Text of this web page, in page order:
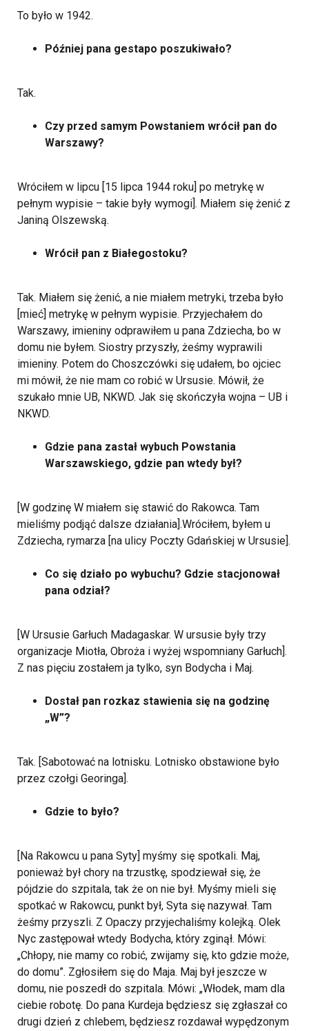
To było w 1942.
Później pana gestapo poszukiwało?
Tak.
Czy przed samym Powstaniem wrócił pan do
Warszawy?
Wróciłem w lipcu [15 lipca 1944 roku] po metrykę w
pełnym wypisie – takie były wymogi]. Miałem się żenić z
Janiną Olszewską.
Wrócił pan z Białegostoku?
Tak. Miałem się żenić, a nie miałem metryki, trzeba było
[mieć] metrykę w pełnym wypisie. Przyjechałem do
Warszawy, imieniny odprawiłem u pana Zdziecha, bo w
domu nie byłem. Siostry przyszły, żeśmy wyprawili
imieniny. Potem do Choszczówki się udałem, bo ojciec
mi mówił, że nie mam co robić w Ursusie. Mówił, że
szukało mnie UB, NKWD. Jak się skończyła wojna – UB i
NKWD.
Gdzie pana zastał wybuch Powstania
Warszawskiego, gdzie pan wtedy był?
[W godzinę W miałem się stawić do Rakowca. Tam
mieliśmy podjąć dalsze działania].Wróciłem, byłem u
Zdziecha, rymarza [na ulicy Poczty Gdańskiej w Ursusie].
Co się działo po wybuchu? Gdzie stacjonował
pana odział?
[W Ursusie Garłuch Madagaskar. W ursusie były trzy
organizacje Miotła, Obroża i wyżej wspomniany Garłuch].
Z nas pięciu zostałem ja tylko, syn Bodycha i Maj.
Dostał pan rozkaz stawienia się na godzinę
„W”?
Tak. [Sabotować na lotnisku. Lotnisko obstawione było
przez czołgi Georinga].
Gdzie to było?
[Na Rakowcu u pana Syty] myśmy się spotkali. Maj,
ponieważ był chory na trzustkę, spodziewał się, że
pójdzie do szpitala, tak że on nie był. Myśmy mieli się
spotkać w Rakowcu, punkt był, Syta się nazywał. Tam
żeśmy przyszli. Z Opaczy przyjechaliśmy kolejką. Olek
Nyc zastępował wtedy Bodycha, który zginął. Mówi:
„Chłopy, nie mamy co robić, zwijamy się, kto gdzie może,
do domu”. Zgłosiłem się do Maja. Maj był jeszcze w
domu, nie poszedł do szpitala. Mówi: „Włodek, mam dla
ciebie robotę. Do pana Kurdeja będziesz się zgłaszał co
drugi dzień z chlebem, będziesz rozdawał wypędzonym